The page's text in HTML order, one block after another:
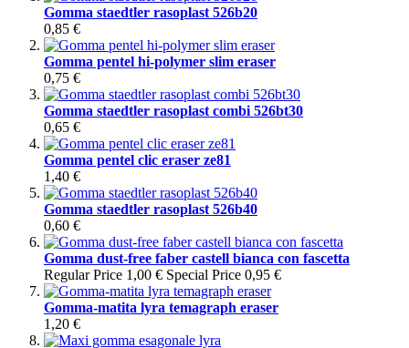
Gomma staedtler rasoplast 526b20
0,85 €
Gomma pentel hi-polymer slim eraser
0,75 €
Gomma staedtler rasoplast combi 526bt30
0,65 €
Gomma pentel clic eraser ze81
1,40 €
Gomma staedtler rasoplast 526b40
0,60 €
Gomma dust-free faber castell bianca con fascetta
Regular Price 1,00 € Special Price 0,95 €
Gomma-matita lyra temagraph eraser
1,20 €